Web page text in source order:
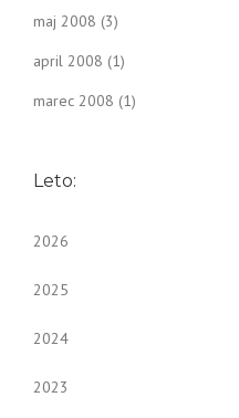
maj 2008 (3)
april 2008 (1)
marec 2008 (1)
Leto:
2026
2025
2024
2023